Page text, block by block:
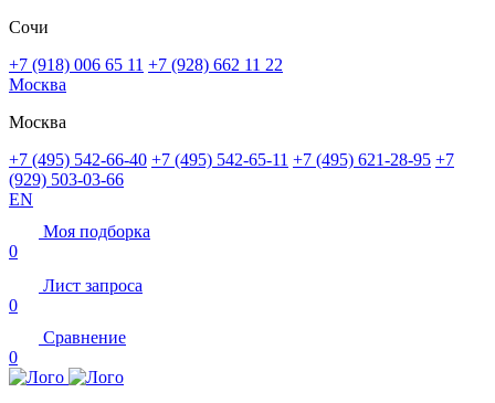
Сочи
+7 (918) 006 65 11 +7 (928) 662 11 22
Москва
Москва
+7 (495) 542-66-40 +7 (495) 542-65-11 +7 (495) 621-28-95 +7
(929) 503-03-66
EN
Моя подборка
0
Лист запроса
0
Сравнение
0